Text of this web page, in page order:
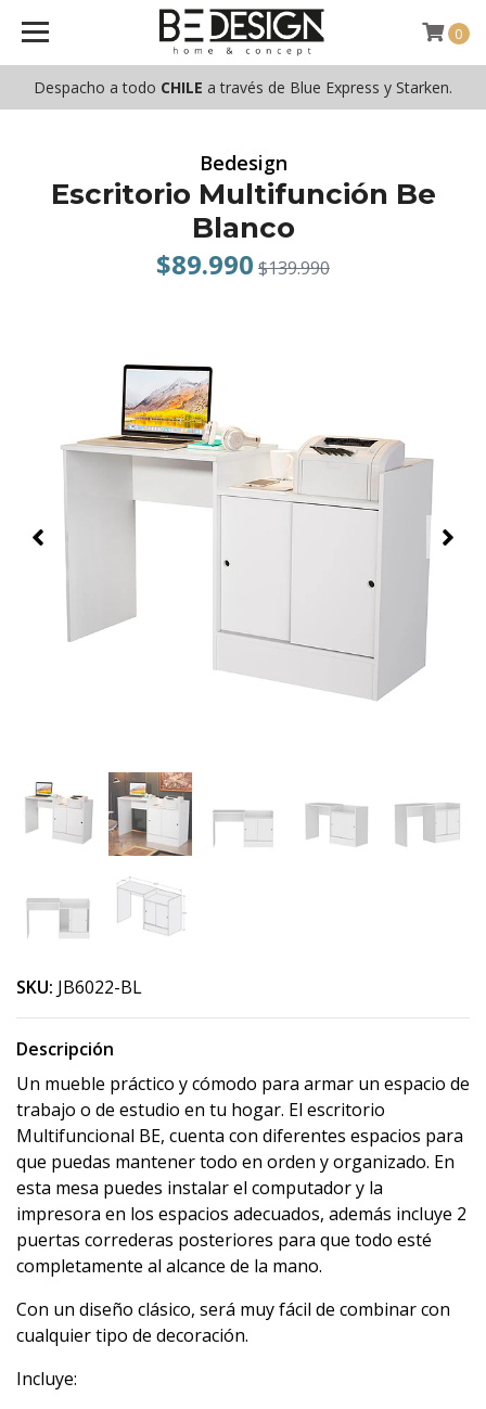
Despacho a todo CHILE a través de Blue Express y Starken.
0
Bedesign
Escritorio Multifunción Be
Blanco
$89.990 $139.990
SKU: JB6022-BL
Descripción
Un mueble práctico y cómodo para armar un espacio de
trabajo o de estudio en tu hogar. El escritorio
Multifuncional BE, cuenta con diferentes espacios para
que puedas mantener todo en orden y organizado. En
esta mesa puedes instalar el computador y la
impresora en los espacios adecuados, además incluye 2
puertas correderas posteriores para que todo esté
completamente al alcance de la mano.
Con un diseño clásico, será muy fácil de combinar con
cualquier tipo de decoración.
Incluye: